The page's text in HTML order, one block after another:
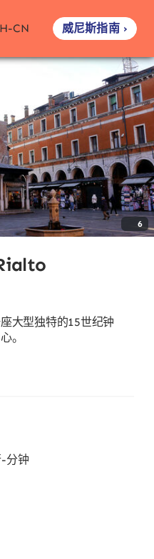
CN 威尼斯指南 ›
6
大型独特的15世纪钟
。
分钟